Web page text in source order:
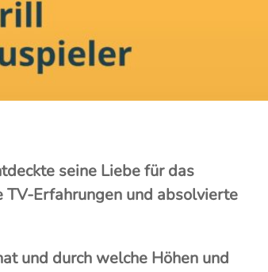
seine Liebe für das
TV-Erfahrungen und absolvierte
und durch welche Höhen und